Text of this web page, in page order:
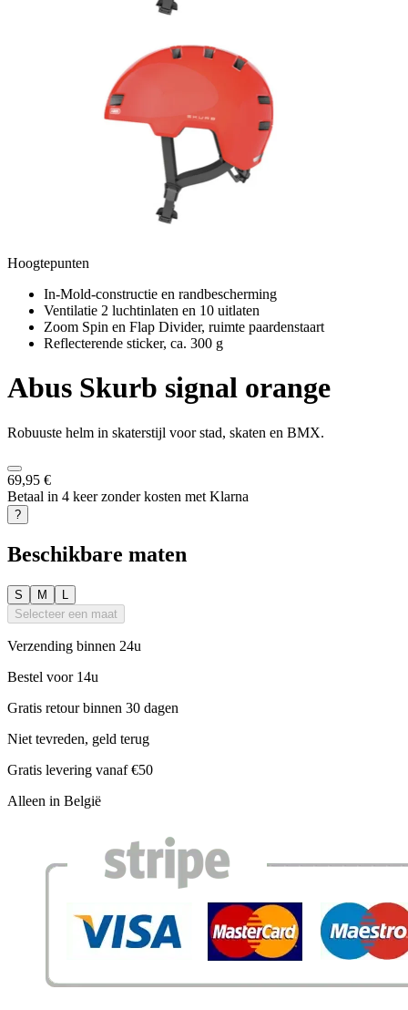
Hoogtepunten
In-Mold-constructie en randbescherming
Ventilatie 2 luchtinlaten en 10 uitlaten
Zoom Spin en Flap Divider, ruimte paardenstaart
Reflecterende sticker, ca. 300 g
Abus Skurb signal orange
Robuuste helm in skaterstijl voor stad, skaten en BMX.
69,95 €
Betaal in 4 keer zonder kosten met Klarna
?
Beschikbare maten
S M
L
Selecteer een maat
Verzending binnen 24u
Bestel voor 14u
Gratis retour binnen 30 dagen
Niet tevreden, geld terug
Gratis levering vanaf €50
Alleen in België